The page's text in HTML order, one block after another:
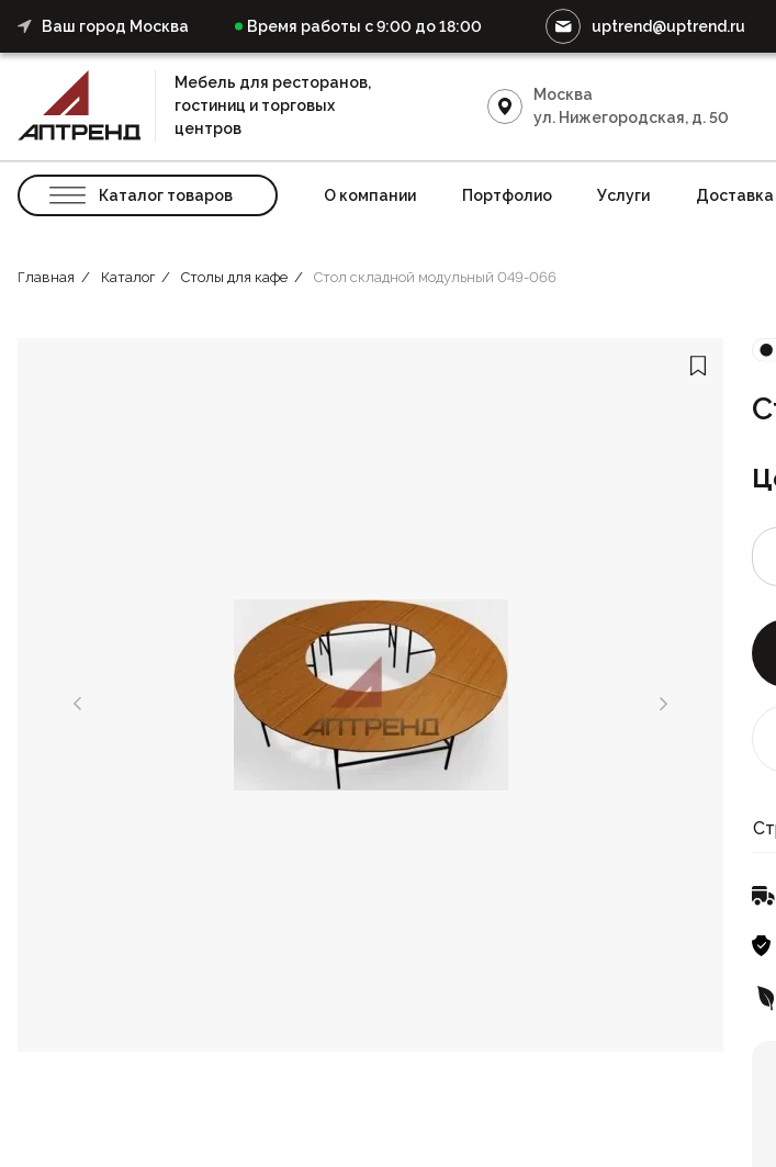
Ваш город Москва Время работы с 9:00 до 18:00 uptrend@uptrend.ru
Мебель для ресторанов,
гостиниц и торговых
центров
Москва
ул. Нижегородская, д. 50
Каталог товаров О компании Портфолио Услуги Доставка
Главная Каталог Столы для кафе Стол складной модульный 049-066